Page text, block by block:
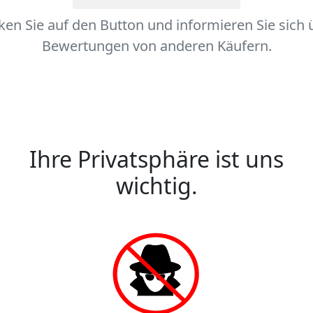
Sie auf den Button und informieren Sie sich
Bewertungen von anderen Käufern.
Ihre Privatsphäre ist uns
wichtig.